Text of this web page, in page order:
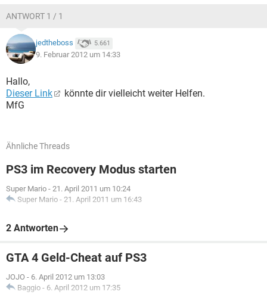
ANTWORT 1 / 1
jedtheboss 5.661
9. Februar 2012 um 14:33
Hallo,
Dieser Link
könnte dir vielleicht weiter Helfen.
MfG
Ähnliche Threads
PS3 im Recovery Modus starten
Super Mario - 21. April 2011 um 10:24
Super Mario - 21. April 2011 um 16:43
2 Antworten
GTA 4 Geld-Cheat auf PS3
JOJO - 6. April 2012 um 13:03
Baggio - 6. April 2012 um 17:35